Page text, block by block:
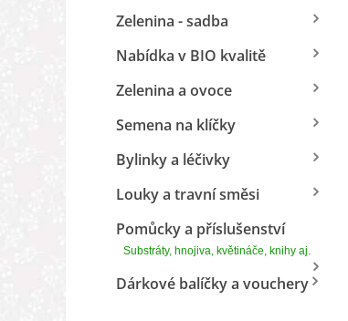
Zelenina - sadba
Nabídka v BIO kvalitě
Zelenina a ovoce
Semena na klíčky
Bylinky a léčivky
Louky a travní směsi
Pomůcky a příslušenství
Substráty, hnojiva, květináče, knihy aj.
Dárkové balíčky a vouchery